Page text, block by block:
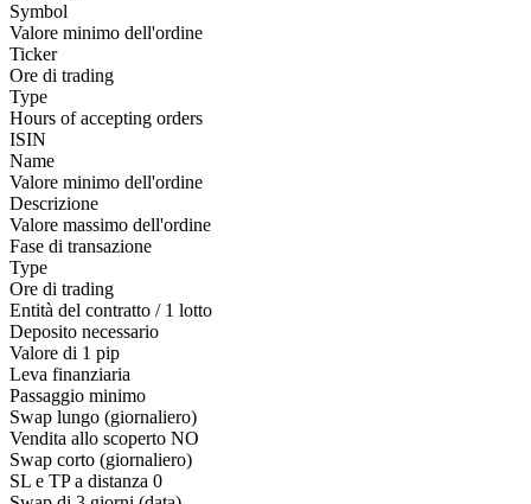
Symbol
Valore minimo dell'ordine
Ticker
Ore di trading
Type
Hours of accepting orders
ISIN
Name
Valore minimo dell'ordine
Descrizione
Valore massimo dell'ordine
Fase di transazione
Type
Ore di trading
Entità del contratto / 1 lotto
Deposito necessario
Valore di 1 pip
Leva finanziaria
Passaggio minimo
Swap lungo (giornaliero)
Vendita allo scoperto NO
Swap corto (giornaliero)
SL e TP a distanza 0